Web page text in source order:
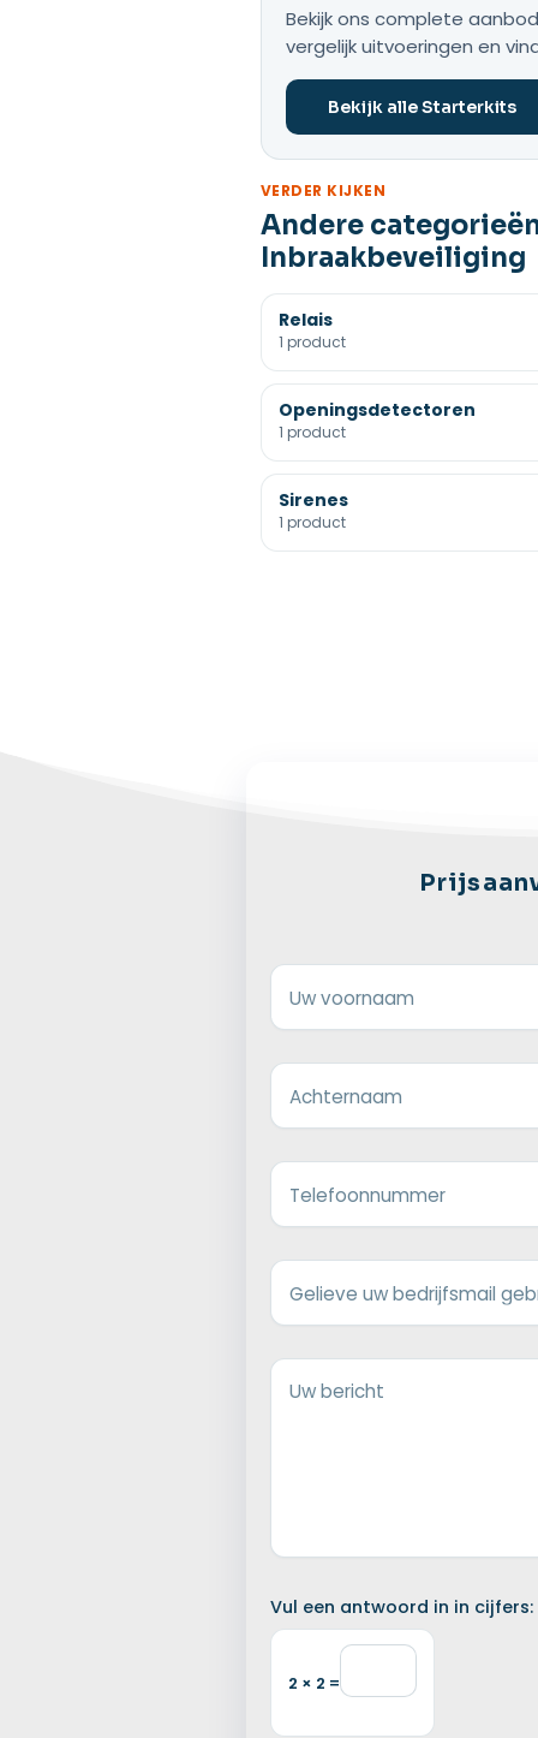
Bekijk ons complete
vergelijk uitvoeringen en
Bekijk alle Starterkits
VERDER KIJKEN
Andere
Inbraakbeveiliging
Relais
1 product
Openingsdetectoren
1 product
Sirenes
1 product
Uw voornaam
Achternaam
Telefoonnummer
Gelieve uw bedrijfsmail
Uw bericht
Vul een antwoord in in cijfers:
2 × 2 =